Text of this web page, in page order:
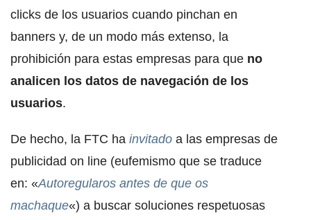
clicks de los usuarios cuando pinchan en
banners y, de un modo más extenso, la
prohibición para estas empresas para que no
analicen los datos de navegación de los
usuarios.
De hecho, la FTC ha invitado a las empresas de
publicidad on line (eufemismo que se traduce
en: «Autoregularos antes de que os
machaque«) a buscar soluciones respetuosas